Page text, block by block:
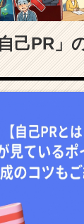
業
か
ら
ス
ウ
届
く
就
活
イ
ト
己PR」